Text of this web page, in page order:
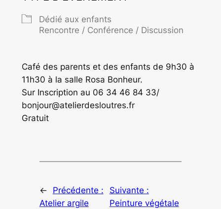
Dédié aux enfants
Rencontre / Conférence / Discussion
Café des parents et des enfants de 9h30 à
11h30 à la salle Rosa Bonheur.
Sur Inscription au 06 34 46 84 33/
bonjour@atelierdesloutres.fr
Gratuit
←
Précédente :
Atelier argile
Suivante :
Peinture végétale